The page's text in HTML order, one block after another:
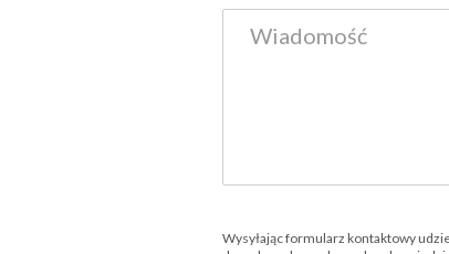
Wysyłając formularz kontaktowy